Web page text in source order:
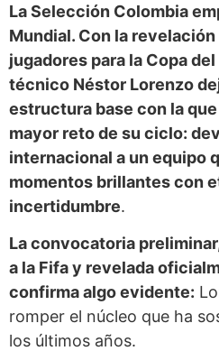
La Selección Colombia
Mundial. Con la
jugadores para la Copa
técnico Néstor Lorenzo
estructura base con la
mayor reto de su ciclo:
internacional a un equipo
momentos brillantes con
incertidumbre.
La convocatoria
a la Fifa y revelada
confirma algo evidente:
romper el núcleo que ha
los últimos años.